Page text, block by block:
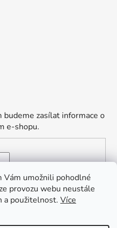
Vám umožnili pohodlné
provozu webu neustále
a použitelnost. Více
zasílat informace o
e-shopu.
s
podmínkami ochrany